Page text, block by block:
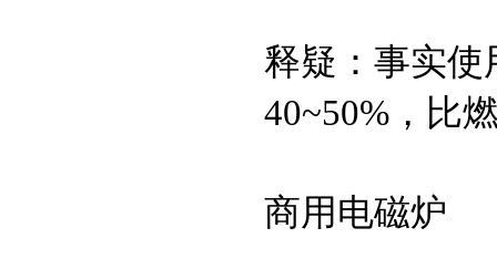
释疑：事实使
40~50%，比
商用电磁炉